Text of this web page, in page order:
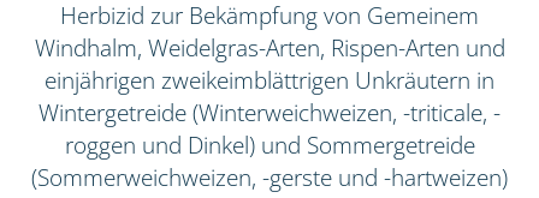
Herbizid zur Bekämpfung von Gemeinem
Windhalm, Weidelgras-Arten, Rispen-Arten und
einjährigen zweikeimblättrigen Unkräutern in
Wintergetreide (Winterweichweizen, -triticale, -
roggen und Dinkel) und Sommergetreide
(Sommerweichweizen, -gerste und -hartweizen)